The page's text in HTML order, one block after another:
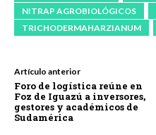
NITRAP AGROBIOLÓGICOS
TRICHODERMAHARZIANUM
Artículo anterior
Foro de logística reúne en
Foz de Iguazú a inversores,
gestores y académicos de
Sudamérica